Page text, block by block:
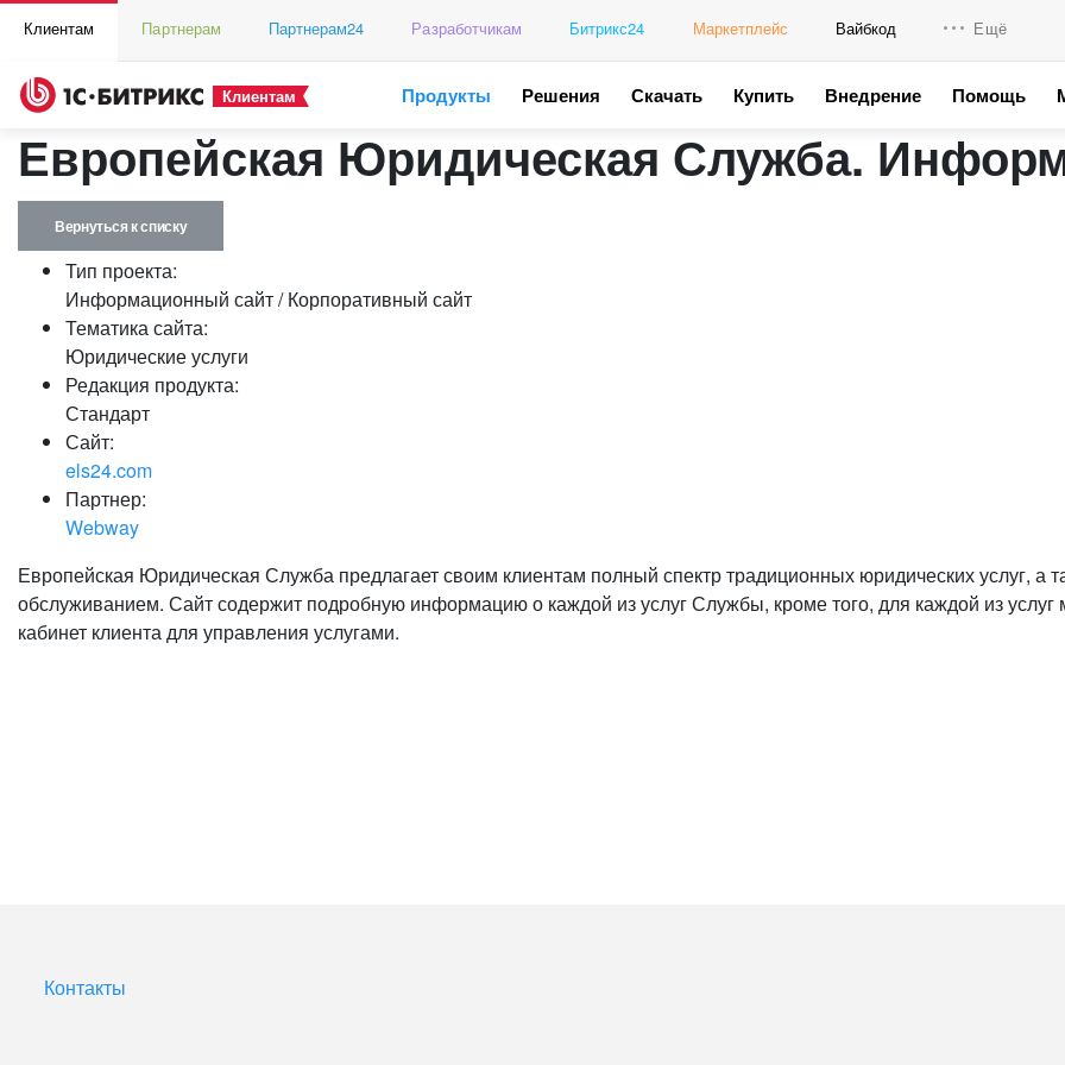
Клиентам Партнерам Партнерам24 Разработчикам Битрикс24 Маркетплейс Вайбкод Ещё
Клиентам Продукты Решения Скачать Купить Внедрение Помощь
Европейская Юридическая Служба.
Вернуться к списку
Тип проекта:
Информационный сайт / Корпоративный сайт
Тематика сайта:
Юридические услуги
Редакция продукта:
Стандарт
Сайт:
els24.com
Партнер:
Webway
Европейская Юридическая Служба предлагает своим клиентам полный спектр традиционных юридических услуг, а
обслуживанием. Сайт содержит подробную информацию о каждой из услуг Службы, кроме того, для каждой из
кабинет клиента для управления услугами.
Контакты